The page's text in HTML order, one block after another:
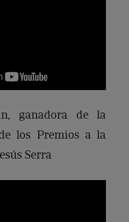
ganadora de la
los Premios a la
Serra